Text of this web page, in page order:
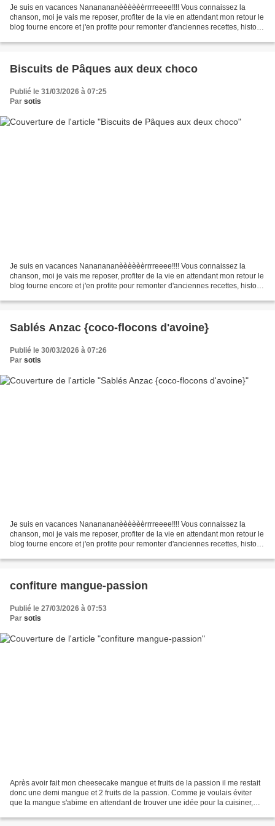
Je suis en vacances Nananananèèèèèèrrrreeee!!!! Vous connaissez la
chanson, moi je vais me reposer, profiter de la vie en attendant mon retour le
blog tourne encore et j'en profite pour remonter d'anciennes recettes, histoire
Biscuits de Pâques aux deux choco
Publié le 31/03/2026 à 07:25
Par sotis
Je suis en vacances Nananananèèèèèèrrrreeee!!!! Vous connaissez la
chanson, moi je vais me reposer, profiter de la vie en attendant mon retour le
blog tourne encore et j'en profite pour remonter d'anciennes recettes, histoire
Sablés Anzac {coco-flocons d'avoine}
Publié le 30/03/2026 à 07:26
Par sotis
Je suis en vacances Nananananèèèèèèrrrreeee!!!! Vous connaissez la
chanson, moi je vais me reposer, profiter de la vie en attendant mon retour le
blog tourne encore et j'en profite pour remonter d'anciennes recettes, histoire
confiture mangue-passion
Publié le 27/03/2026 à 07:53
Par sotis
Après avoir fait mon cheesecake mangue et fruits de la passion il me restait
donc une demi mangue et 2 fruits de la passion. Comme je voulais éviter
que la mangue s'abime en attendant de trouver une idée pour la cuisiner,